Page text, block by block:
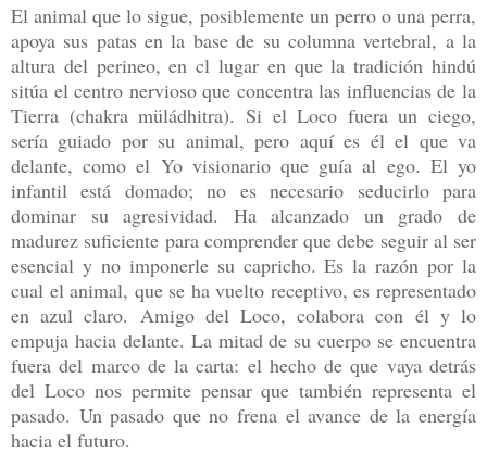
El animal que lo sigue, posiblemente un perro o una perra,
apoya sus patas en la base de su columna vertebral, a la
altura del perineo, en cl lugar en que la tradición hindú
sitúa el centro nervioso que concentra las influencias de la
Tierra (chakra müládhitra). Si el Loco fuera un ciego,
sería guiado por su animal, pero aquí es él el que va
delante, como el Yo visionario que guía al ego. El yo
infantil está domado; no es necesario seducirlo para
dominar su agresividad. Ha alcanzado un grado de
madurez suficiente para comprender que debe seguir al ser
esencial y no imponerle su capricho. Es la razón por la
cual el animal, que se ha vuelto receptivo, es representado
en azul claro. Amigo del Loco, colabora con él y lo
empuja hacia delante. La mitad de su cuerpo se encuentra
fuera del marco de la carta: el hecho de que vaya detrás
del Loco nos permite pensar que también representa el
pasado. Un pasado que no frena el avance de la energía
hacia el futuro.